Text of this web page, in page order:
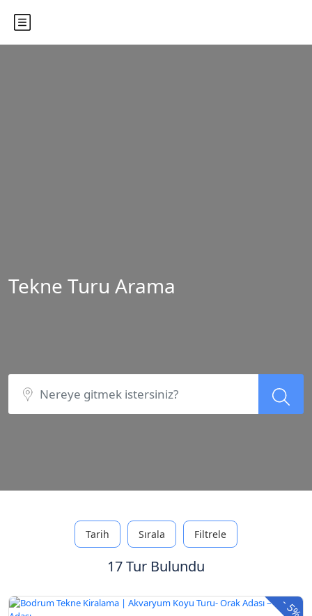
Tekne Turu Arama
Tarih Sırala Filtrele
17 Tur Bulundu
-
5%